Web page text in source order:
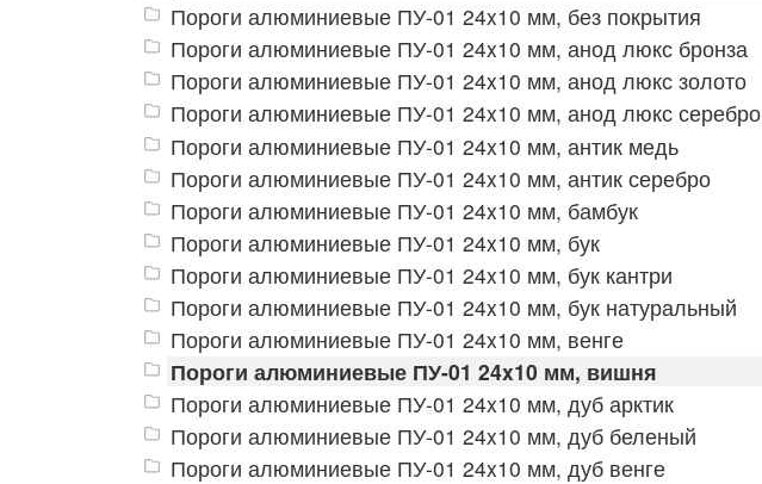
Пороги алюминиевые ПУ-01 24x10 мм, без покрытия
Пороги алюминиевые ПУ-01 24x10 мм, анод люкс бронза
Пороги алюминиевые ПУ-01 24x10 мм, анод люкс золото
Пороги алюминиевые ПУ-01 24x10 мм, анод люкс серебро
Пороги алюминиевые ПУ-01 24x10 мм, антик медь
Пороги алюминиевые ПУ-01 24x10 мм, антик серебро
Пороги алюминиевые ПУ-01 24x10 мм, бамбук
Пороги алюминиевые ПУ-01 24x10 мм, бук
Пороги алюминиевые ПУ-01 24x10 мм, бук кантри
Пороги алюминиевые ПУ-01 24x10 мм, бук натуральный
Пороги алюминиевые ПУ-01 24x10 мм, венге
Пороги алюминиевые ПУ-01 24x10 мм, вишня
Пороги алюминиевые ПУ-01 24x10 мм, дуб арктик
Пороги алюминиевые ПУ-01 24x10 мм, дуб беленый
Пороги алюминиевые ПУ-01 24x10 мм, дуб венге